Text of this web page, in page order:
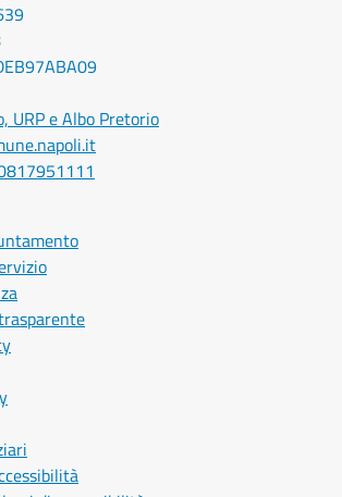
URP e Albo Pretorio